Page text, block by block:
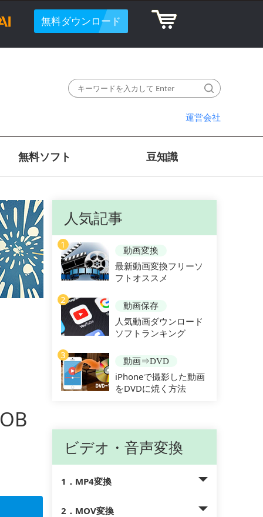
無料ダウンロード
運営会社
無料ソフト 豆知識
人気記事
1
動画変換
最新動画変換フリーソ
フトオススメ
2
動画保存
人気動画ダウンロード
ソフトランキング
3
動画⇒DVD
iPhoneで撮影した動画
をDVDに焼く方法
ビデオ・音声変換
1．MP4変換
2．MOV変換